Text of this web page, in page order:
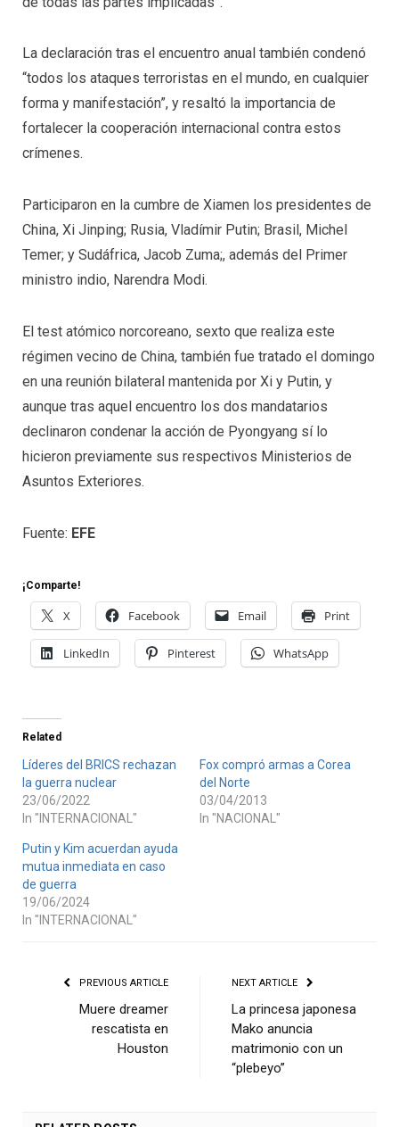
La declaración tras el encuentro anual también condenó
“todos los ataques terroristas en el mundo, en cualquier
forma y manifestación”, y resaltó la importancia de
fortalecer la cooperación internacional contra estos
crímenes.
Participaron en la cumbre de Xiamen los presidentes de
China, Xi Jinping; Rusia, Vladímir Putin; Brasil, Michel
Temer; y Sudáfrica, Jacob Zuma;, además del Primer
ministro indio, Narendra Modi.
El test atómico norcoreano, sexto que realiza este
régimen vecino de China, también fue tratado el domingo
en una reunión bilateral mantenida por Xi y Putin, y
aunque tras aquel encuentro los dos mandatarios
declinaron condenar la acción de Pyongyang sí lo
hicieron previamente sus respectivos Ministerios de
Asuntos Exteriores.
Fuente: EFE
¡Comparte!
X Facebook Email Print
LinkedIn Pinterest WhatsApp
Related
Líderes del BRICS rechazan
la guerra nuclear
23/06/2022
In "INTERNACIONAL"
Fox compró armas a Corea
del Norte
03/04/2013
In "NACIONAL"
Putin y Kim acuerdan ayuda
mutua inmediata en caso
de guerra
19/06/2024
In "INTERNACIONAL"
PREVIOUS ARTICLE
Muere dreamer
rescatista en
Houston
NEXT ARTICLE
La princesa japonesa
Mako anuncia
matrimonio con un
“plebeyo”